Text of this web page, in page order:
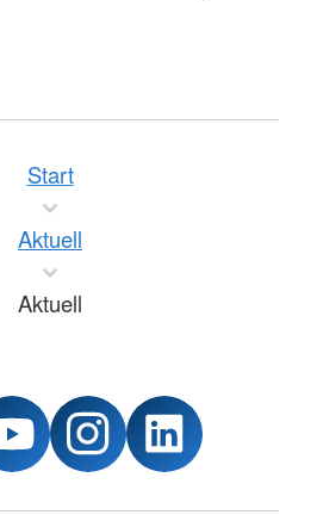
Start
Aktuell
Aktuell